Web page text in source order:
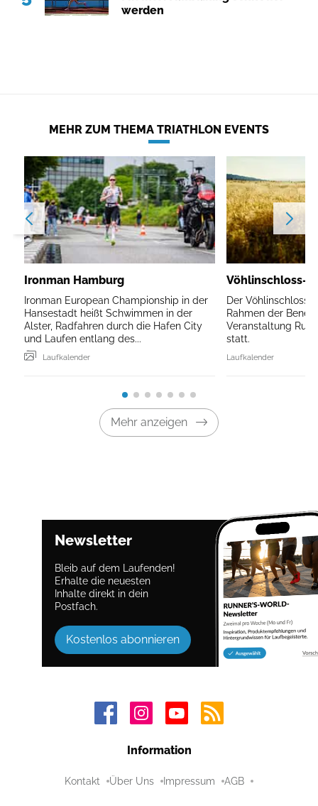
werden
MEHR ZUM THEMA TRIATHLON EVENTS
Ironman Hamburg
Ironman European Championship in der
Hansestadt heißt Schwimmen in der
Alster, Radfahren durch die Hafen City
und Laufen entlang des...
Laufkalender
Vöhlinschloss-
Der
Rahmen der
Veranstaltung
statt.
Laufkalender
Mehr anzeigen
Newsletter
Bleib auf dem Laufenden!
Erhalte die neuesten
Inhalte direkt in dein
Postfach.
Kostenlos abonnieren
Information
Kontakt Über Uns Impressum AGB